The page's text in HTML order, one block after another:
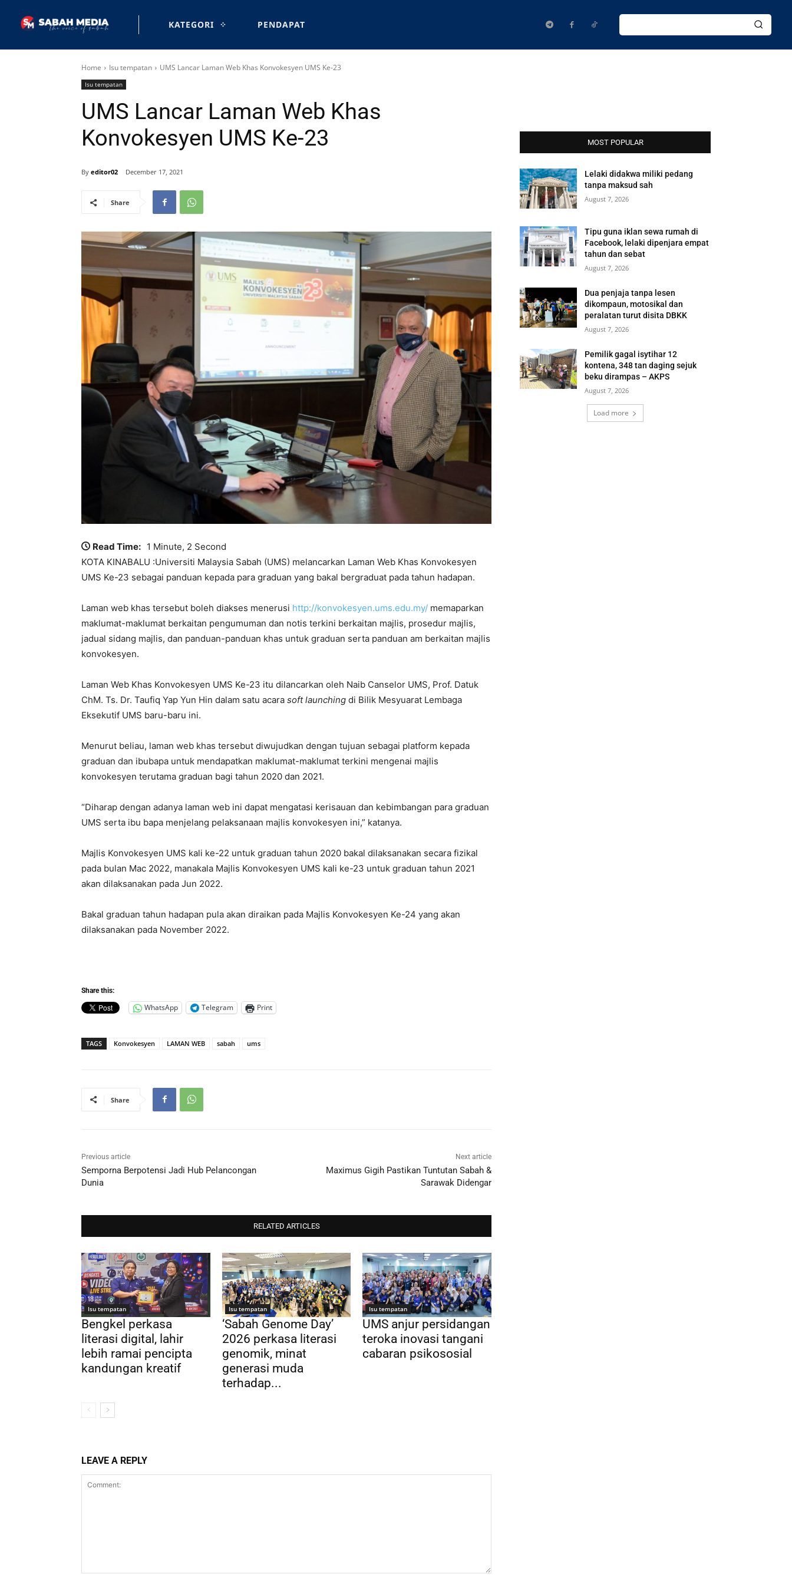
KATEGORI PENDAPAT
Home Isu tempatan UMS Lancar Laman Web Khas Konvokesyen UMS Ke-23
Isu tempatan
UMS Lancar Laman Web Khas
Konvokesyen UMS Ke-23
By editor02 December 17, 2021
Share
Read Time: 1 Minute, 2 Second
KOTA KINABALU :Universiti Malaysia Sabah (UMS) melancarkan Laman Web Khas Konvokesyen
UMS Ke-23 sebagai panduan kepada para graduan yang bakal bergraduat pada tahun hadapan.
Laman web khas tersebut boleh diakses menerusi http://konvokesyen.ums.edu.my/ memaparkan
maklumat-maklumat berkaitan pengumuman dan notis terkini berkaitan majlis, prosedur majlis,
jadual sidang majlis, dan panduan-panduan khas untuk graduan serta panduan am berkaitan majlis
konvokesyen.
Laman Web Khas Konvokesyen UMS Ke-23 itu dilancarkan oleh Naib Canselor UMS, Prof. Datuk
ChM. Ts. Dr. Taufiq Yap Yun Hin dalam satu acara soft launching di Bilik Mesyuarat Lembaga
Eksekutif UMS baru-baru ini.
Menurut beliau, laman web khas tersebut diwujudkan dengan tujuan sebagai platform kepada
graduan dan ibubapa untuk mendapatkan maklumat-maklumat terkini mengenai majlis
konvokesyen terutama graduan bagi tahun 2020 dan 2021.
“Diharap dengan adanya laman web ini dapat mengatasi kerisauan dan kebimbangan para graduan
UMS serta ibu bapa menjelang pelaksanaan majlis konvokesyen ini,” katanya.
Majlis Konvokesyen UMS kali ke-22 untuk graduan tahun 2020 bakal dilaksanakan secara fizikal
pada bulan Mac 2022, manakala Majlis Konvokesyen UMS kali ke-23 untuk graduan tahun 2021
akan dilaksanakan pada Jun 2022.
Bakal graduan tahun hadapan pula akan diraikan pada Majlis Konvokesyen Ke-24 yang akan
dilaksanakan pada November 2022.
Share this:
WhatsApp Telegram Print
TAGS Konvokesyen LAMAN WEB sabah ums
Share
Previous article
Semporna Berpotensi Jadi Hub Pelancongan
Dunia
Next article
Maximus Gigih Pastikan Tuntutan Sabah &
Sarawak Didengar
RELATED ARTICLES
Isu tempatan
Bengkel perkasa
literasi digital, lahir
lebih ramai pencipta
kandungan kreatif
Isu tempatan
‘Sabah Genome Day’
2026 perkasa literasi
genomik, minat
generasi muda
terhadap...
Isu tempatan
UMS anjur persidangan
teroka inovasi tangani
cabaran psikososial
LEAVE A REPLY
MOST POPULAR
Lelaki didakwa miliki pedang
tanpa maksud sah
August 7, 2026
Tipu guna iklan sewa rumah di
Facebook, lelaki dipenjara empat
tahun dan sebat
August 7, 2026
Dua penjaja tanpa lesen
dikompaun, motosikal dan
peralatan turut disita DBKK
August 7, 2026
Pemilik gagal isytihar 12
kontena, 348 tan daging sejuk
beku dirampas – AKPS
August 7, 2026
Load more